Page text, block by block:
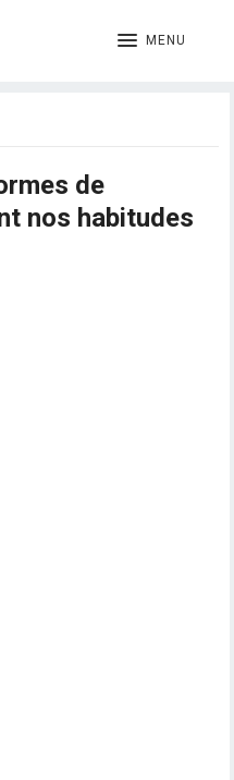
MENU
de
nos habitudes